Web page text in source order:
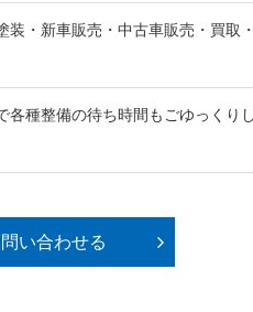
・新車販売・中古車販売・買取
各種整備の待ち時間もごゆっく
い合わせる